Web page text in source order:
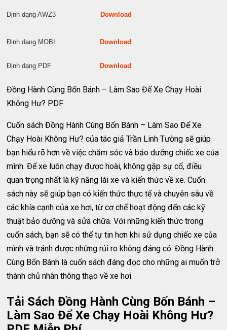
Định dạng AWZ3 Download
Định dạng MOBI Download
Định dạng PDF Download
Đồng Hành Cùng Bốn Bánh – Làm Sao Để Xe Chạy Hoài
Không Hư? PDF
Cuốn sách Đồng Hành Cùng Bốn Bánh – Làm Sao Để Xe
Chạy Hoài Không Hư? của tác giả Trần Linh Tường sẽ giúp
bạn hiểu rõ hơn về việc chăm sóc và bảo dưỡng chiếc xe của
mình. Để xe luôn chạy được hoài, không gặp sự cố, điều
quan trọng nhất là kỹ năng lái xe và kiến thức về xe. Cuốn
sách này sẽ giúp bạn có kiến thức thực tế và chuyên sâu về
các khía cạnh của xe hơi, từ cơ chế hoạt động đến các kỹ
thuật bảo dưỡng và sửa chữa. Với những kiến thức trong
cuốn sách, bạn sẽ có thể tự tin hơn khi sử dụng chiếc xe của
mình và tránh được những rủi ro không đáng có. Đồng Hành
Cùng Bốn Bánh là cuốn sách đáng đọc cho những ai muốn trở
thành chủ nhân thông thạo về xe hơi.
Tải Sách Đồng Hành Cùng Bốn Bánh –
Làm Sao Để Xe Chạy Hoài Không Hư?